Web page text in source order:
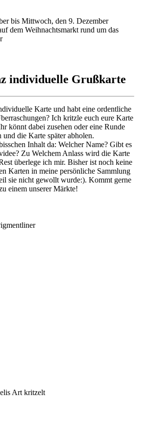
bis Mittwoch, den 9. Dezember
dem Weihnachtsmarkt rund um das
individuelle Grußkarte
Karte und habt eine ordentliche
Ich kritzle euch eure Karte
könnt dabei zusehen oder eine Runde
und die Karte später abholen.
Inhalt da: Welcher Name? Gibt es
Zu Welchem Anlass wird die Karte
überlege ich mir. Bisher ist noch keine
Karten in meine persönliche Sammlung
sie nicht gewollt wurde:). Kommt gerne
einem unserer Märkte!